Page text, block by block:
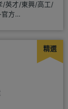
/英才/東興/高工/
方
精選